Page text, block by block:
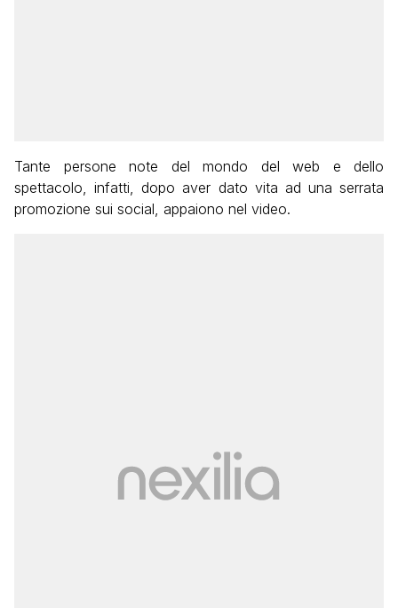
Tante persone note del mondo del web e dello
spettacolo, infatti, dopo aver dato vita ad una serrata
promozione sui social, appaiono nel video.